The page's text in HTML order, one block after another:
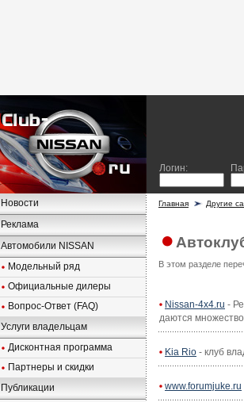
Логин:
Новости
Реклама
Автомобили NISSAN
Модельный ряд
Официальные дилеры
Вопрос-Ответ (FAQ)
Услуги владельцам
Дисконтная программа
Партнеры и скидки
Публикации
Главная Другие
В этом разделе
Nissan-4x4.ru -
даются
Kia Rio - клуб
www.forumjuke.ru